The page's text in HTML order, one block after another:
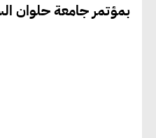
بمؤتمر جامعة حلوان